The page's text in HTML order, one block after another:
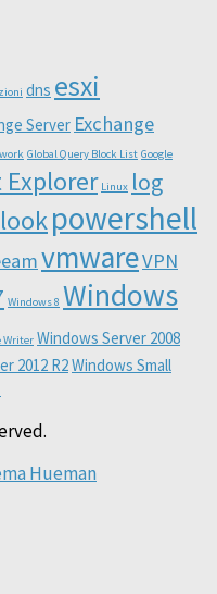
dns esxi
Server Exchange
Global Query Block List Google
Linux log
powershell
vmwareVPN
Windows 8 Windows
Writer Windows Server 2008
2012 R2Windows Small
Hueman